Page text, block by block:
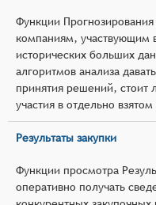
Функции
компаниям, участвующим
исторических больших
алгоритмов анализа
принятия решений, стоит
участия в отдельно
Результаты закупки
Функции просмотра
оперативно получать